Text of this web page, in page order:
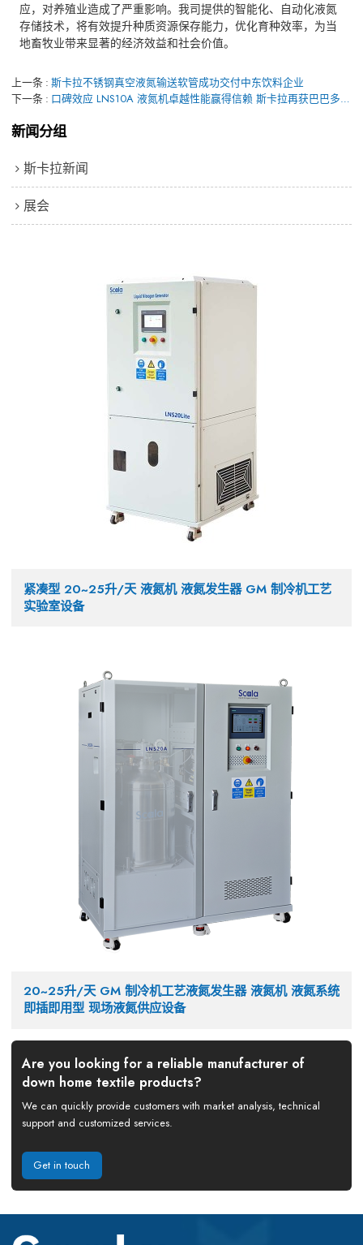
应，对养殖业造成了严重影响。我司提供的智能化、自动化液氮
存储技术，将有效提升种质资源保存能力，优化育种效率，为当
地畜牧业带来显著的经济效益和社会价值。
上一条 斯卡拉不锈钢真空液氮输送软管成功交付中东饮料企业
下一条
口碑效应 LNS10A 液氮机卓越性能赢得信赖 斯卡拉再获巴巴多斯政府订单
新闻分组
斯卡拉新闻
展会
紧凑型 20~25升/天 液氮机 液氮发生器 GM 制冷机工艺
实验室设备
20~25升/天 GM 制冷机工艺液氮发生器 液氮机 液氮系统
即插即用型 现场液氮供应设备
Are you looking for a reliable manufacturer of
down home textile products?
We can quickly provide customers with market analysis, technical
support and customized services.
Get in touch